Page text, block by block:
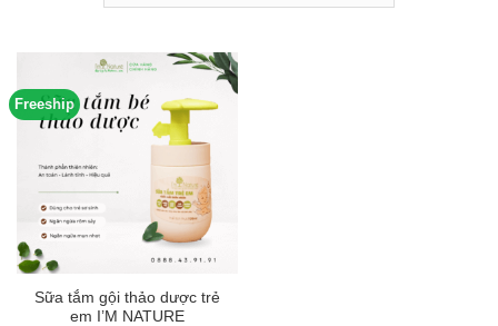
Freeship
Sữa tắm gội thảo dược trẻ
em I’M NATURE